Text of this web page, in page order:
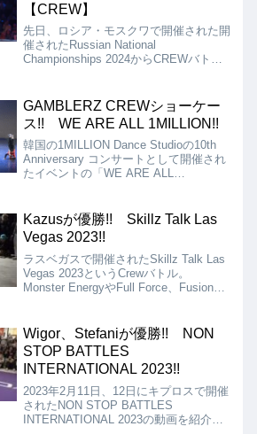
【CREW】
先日、ロシア・モスクワで開催された開
催されたRussian National
Championships 2024からCREWバトル
したが、結果は、Outstanding（Grom、
D.A、Brizz）が優勝となりました!!
GAMBLERZ CREWショーケー
ス!! WE ARE ALL 1MILLION!!
韓国の1MILLION Dance Studioの10th
Anniversary コンサートとして開催され
たイベントの「WE ARE ALL
Kazusが優勝!! Skillz Talk Las
Vegas 2023!!
ラスベガスで開催されたSkillz Talk Las
Vegas 2023というCrewバトル。
Monster EnergyやFull Force、Fusion
Wigor、Stefaniが優勝!! NON
STOP BATTLES
INTERNATIONAL 2023!!
2023年2月11日、12日にキプロスで開催
されたNON STOP BATTLES
INTERNATIONAL 2023の動画を紹介。